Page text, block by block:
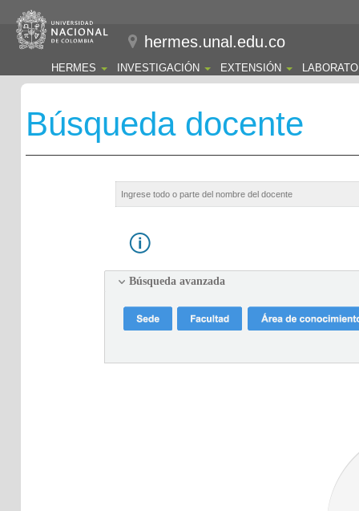
hermes.unal.edu.co
HERMES INVESTIGACIÓN EXTENSIÓN
Búsqueda docente
Búsqueda avanzada